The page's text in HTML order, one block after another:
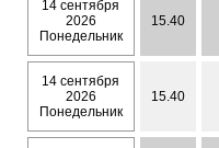
14 сентября
2026
Понедельник
15.40
14 сентября
2026
Понедельник
15.40